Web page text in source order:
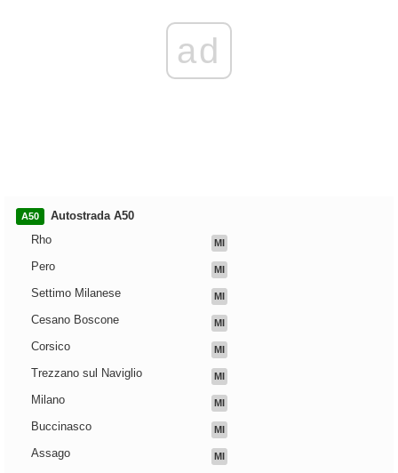
ad
A50
Autostrada A50
Rho
MI
Pero MI
Settimo Milanese MI
Cesano Boscone MI
Corsico MI
Trezzano sul Naviglio MI
Milano MI
Buccinasco MI
Assago MI